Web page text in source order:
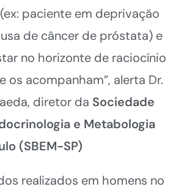
paciente em deprivação
de câncer de próstata) e
no horizonte de raciocínio
os acompanham”, alerta Dr.
diretor da Sociedade
e Metabologia
(SBEM-SP)
realizados em homens no